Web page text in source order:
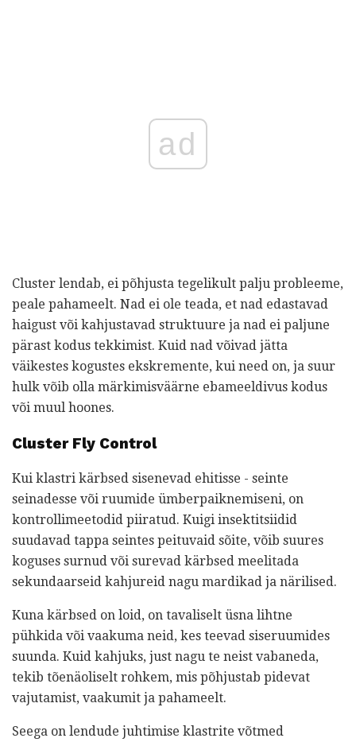
ad
Cluster lendab, ei põhjusta tegelikult palju probleeme,
peale pahameelt. Nad ei ole teada, et nad edastavad
haigust või kahjustavad struktuure ja nad ei paljune
pärast kodus tekkimist. Kuid nad võivad jätta
väikestes kogustes ekskremente, kui need on, ja suur
hulk võib olla märkimisväärne ebameeldivus kodus
või muul hoones.
Cluster Fly Control
Kui klastri kärbsed sisenevad ehitisse - seinte
seinadesse või ruumide ümberpaiknemiseni, on
kontrollimeetodid piiratud. Kuigi insektitsiidid
suudavad tappa seintes peituvaid sõite, võib suures
koguses surnud või surevad kärbsed meelitada
sekundaarseid kahjureid nagu mardikad ja närilised.
Kuna kärbsed on loid, on tavaliselt üsna lihtne
pühkida või vaakuma neid, kes teevad siseruumides
suunda. Kuid kahjuks, just nagu te neist vabaneda,
tekib tõenäoliselt rohkem, mis põhjustab pidevat
vajutamist, vaakumit ja pahameelt.
Seega on lendude juhtimise klastrite võtmed